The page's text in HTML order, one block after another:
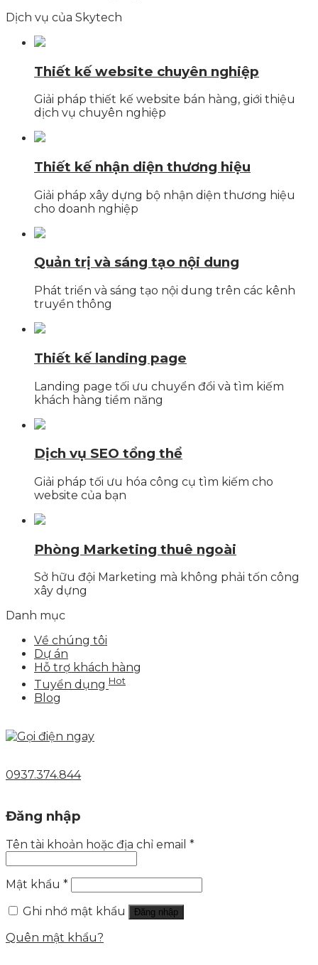
Dịch vụ của Skytech
Thiết kế website chuyên nghiệp
Giải pháp thiết kế website bán hàng, giới thiệu
dịch vụ chuyên nghiệp
Thiết kế nhận diện thương hiệu
Giải pháp xây dựng bộ nhận diện thương hiệu
cho doanh nghiệp
Quản trị và sáng tạo nội dung
Phát triển và sáng tạo nội dung trên các kênh
truyền thông
Thiết kế landing page
Landing page tối ưu chuyển đổi và tìm kiếm
khách hàng tiềm năng
Dịch vụ SEO tổng thể
Giải pháp tối ưu hóa công cụ tìm kiếm cho
website của bạn
Phòng Marketing thuê ngoài
Sở hữu đội Marketing mà không phải tốn công
xây dựng
Danh mục
Về chúng tôi
Dự án
Hỗ trợ khách hàng
Tuyển dụng Hot
Blog
0937.374.844
Đăng nhập
Tên tài khoản hoặc địa chỉ email *
Mật khẩu *
Ghi nhớ mật khẩu
Đăng nhập
Quên mật khẩu?